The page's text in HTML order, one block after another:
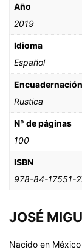
Año
2019
Idioma
Español
Encuadernación
Rustica
Nº de páginas
100
ISBN
978-84-17551-
JOSÉ
Nacido en